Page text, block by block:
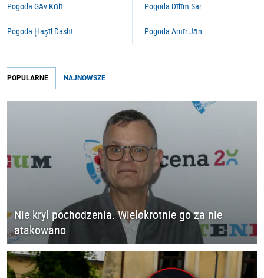
Pogoda Gāv Kūlī
Pogoda Ḩaşīl Dasht
Pogoda Dīlīm Sar
Pogoda Amīr Jān
POPULARNE NAJNOWSZE
Nie krył pochodzenia. Wielokrotnie go za nie
atakowano